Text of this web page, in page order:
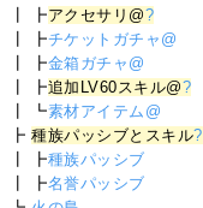
┃ ┣アクセサリ@?
┃ ┣チケットガチャ@
┃ ┣金箱ガチャ@
┃ ┣追加LV60スキル@?
┃ ┗素材アイテム@
┣種族パッシブとスキル?
┃ ┣種族パッシブ
┃ ┣名誉パッシブ